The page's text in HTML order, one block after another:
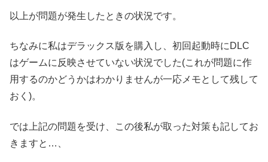
以上が問題が発生したときの状況です。
ちなみに私はデラックス版を購入し、初回起動時にDLC
はゲームに反映させていない状況でした(これが問題に作
用するのかどうかはわかりませんが一応メモとして残して
おく)。
では上記の問題を受け、この後私が取った対策も記してお
きますと…、